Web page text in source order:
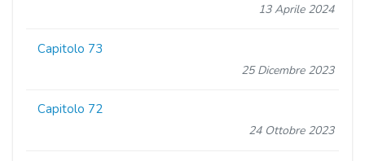
13 Aprile 2024
Capitolo 73
25 Dicembre 2023
Capitolo 72
24 Ottobre 2023